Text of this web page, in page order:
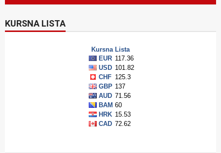
KURSNA LISTA